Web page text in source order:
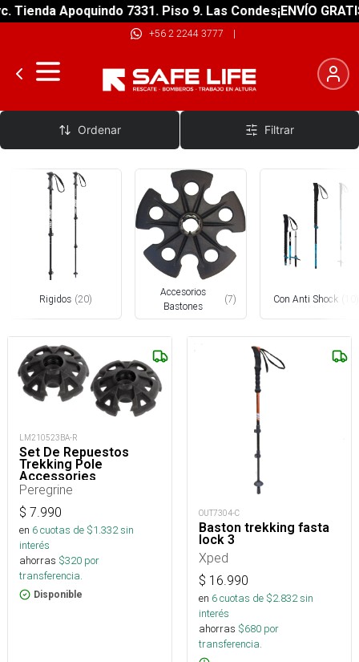
Apoquindo 7331. Piso 9. Las Condes¡ENVÍO GRATIS!
+56 2 2244 3777 |
Bastones
Ordenar Filtrar
Rigidos (20)
Accesorios
Bastones
(7) Con Anti Shock
LM210523BA-R
Set De Repuestos
Trekking Pole
Accessories
Peregrine
$ 7.990
en 6cuotas de $1.332sin
interés
ahorras $320 por
transferencia.
Disponible
OUT7304-C
Baston trekking fasta
lock 3
Xped
$ 16.990
en 6cuotas de $2.832sin
interés
ahorras $680 por
transferencia.